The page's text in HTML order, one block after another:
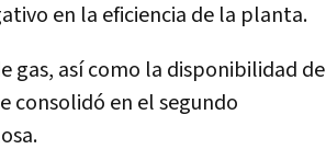
en la eficiencia de la planta.
gas, así como la disponibilidad de
consolidó en el segundo